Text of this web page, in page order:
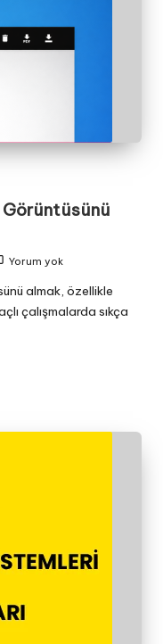
Görüntüsünü
Yorum yok
almak, özellikle
çalışmalarda sıkça